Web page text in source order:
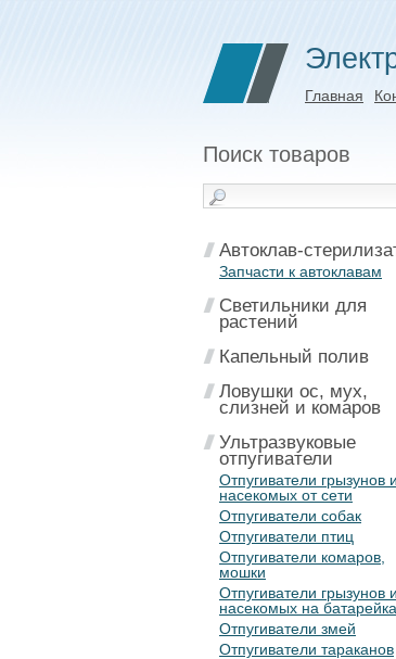
Главная
Поиск товаров
Автоклав-
Запчасти к автоклавам
Светильники для
растений
Капельный полив
Ловушки ос, мух,
слизней и комаров
Ультразвуковые
отпугиватели
Отпугиватели грызунов и
насекомых от сети
Отпугиватели собак
Отпугиватели птиц
Отпугиватели комаров,
мошки
Отпугиватели грызунов и
насекомых на
Отпугиватели змей
Отпугиватели тараканов